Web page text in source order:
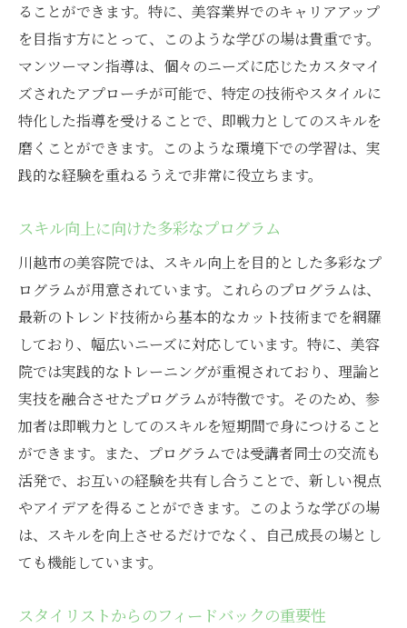
ることができます。特に、美容業界でのキャリアアップ
を目指す方にとって、このような学びの場は貴重です。
マンツーマン指導は、個々のニーズに応じたカスタマイ
ズされたアプローチが可能で、特定の技術やスタイルに
特化した指導を受けることで、即戦力としてのスキルを
磨くことができます。このような環境下での学習は、実
践的な経験を重ねるうえで非常に役立ちます。
スキル向上に向けた多彩なプログラム
川越市の美容院では、スキル向上を目的とした多彩なプ
ログラムが用意されています。これらのプログラムは、
最新のトレンド技術から基本的なカット技術までを網羅
しており、幅広いニーズに対応しています。特に、美容
院では実践的なトレーニングが重視されており、理論と
実技を融合させたプログラムが特徴です。そのため、参
加者は即戦力としてのスキルを短期間で身につけること
ができます。また、プログラムでは受講者同士の交流も
活発で、お互いの経験を共有し合うことで、新しい視点
やアイデアを得ることができます。このような学びの場
は、スキルを向上させるだけでなく、自己成長の場とし
ても機能しています。
スタイリストからのフィードバックの重要性